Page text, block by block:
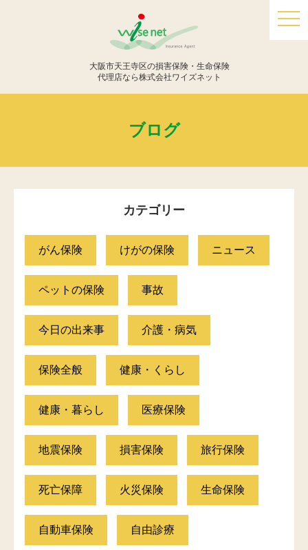
大阪市天王寺区の損害保険・生命保険
代理店なら株式会社ワイズネット
ブログ
カテゴリー
がん保険 けがの保険 ニュース
ペットの保険 事故
今日の出来事 介護・病気
保険全般 健康・くらし
健康・暮らし 医療保険
地震保険 損害保険 旅行保険
死亡保障 火災保険 生命保険
自動車保険 自由診療